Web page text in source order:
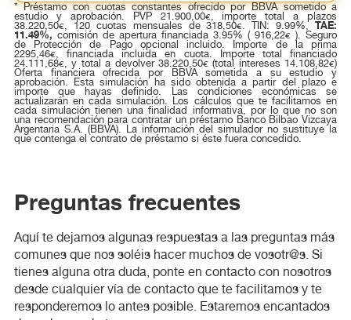
* Préstamo con cuotas constantes ofrecido por BBVA sometido a
estudio y aprobación. PVP 21.900,00€, importe total a plazos
38.220,50€, 120 cuotas mensuales de 318,50€. TIN: 9.99%,TAE:
11.49%, comisión de apertura financiada 3.95% ( 916,22€ ). Seguro
de Protección de Pago opcional incluido. Importe de la prima
2295,46€, financiada incluida en cuota. Importe total financiado
24.111,68€, y total a devolver 38.220,50€ (total intereses 14.108,82€)
Oferta financiera ofrecida por BBVA sometida a su estudio y
aprobación. Esta simulación ha sido obtenida a partir del plazo e
importe que hayas definido. Las condiciones económicas se
actualizarán en cada simulación. Los cálculos que te facilitamos en
cada simulación tienen una finalidad informativa, por lo que no son
una recomendación para contratar un préstamo Banco Bilbao Vizcaya
Argentaria S.A. (BBVA). La información del simulador no sustituye la
que contenga el contrato de préstamo si éste fuera concedido.
Preguntas frecuentes
Aquí te dejamos algunas respuestas a las preguntas más
comunes que nos soléis hacer muchos de vosotr@s. Si
tienes alguna otra duda, ponte en contacto con nosotros
desde cualquier vía de contacto que te facilitamos y te
responderemos lo antes posible. Estaremos encantados